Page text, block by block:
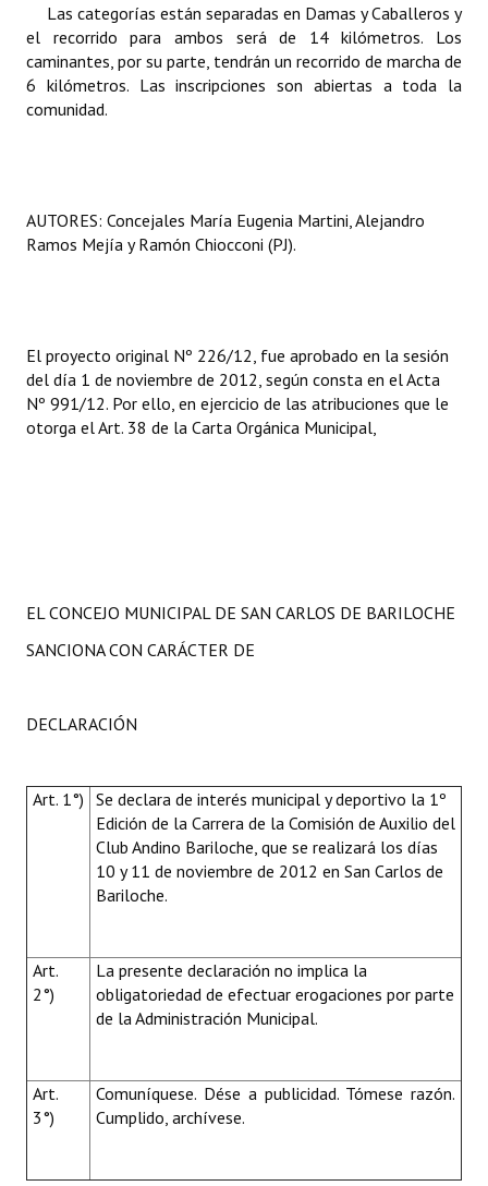
Ciudadano Ilustre - Registro
Banca del Vecino - Registro
Reconocimientos - Registro
REFORMA DE LA CARTA ORGÁNICA
Las categorías están separadas en Damas y Caballeros y
el recorrido para ambos será de 14 kilómetros. Los
caminantes, por su parte, tendrán un recorrido de marcha de
6 kilómetros. Las inscripciones son abiertas a toda la
comunidad.
AUTORES: Concejales María Eugenia Martini, Alejandro
Ramos Mejía y Ramón Chiocconi (PJ).
El proyecto original Nº 226/12, fue aprobado en la sesión
del día 1 de noviembre de 2012, según consta en el Acta
Nº 991/12. Por ello, en ejercicio de las atribuciones que le
otorga el Art. 38 de la Carta Orgánica Municipal,
EL CONCEJO MUNICIPAL DE SAN CARLOS DE BARILOCHE
SANCIONA CON CARÁCTER DE
DECLARACIÓN
Art. 1°) Se declara de interés municipal y deportivo la 1º
Edición de la Carrera de la Comisión de Auxilio del
Club Andino Bariloche, que se realizará los días
10 y 11 de noviembre de 2012 en San Carlos de
Bariloche.
Art.
2°)
La presente declaración no implica la
obligatoriedad de efectuar erogaciones por parte
de la Administración Municipal.
Art.
3°)
Comuníquese. Dése a publicidad. Tómese razón.
Cumplido, archívese.